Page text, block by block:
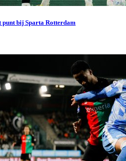
punt bij Sparta Rotterdam